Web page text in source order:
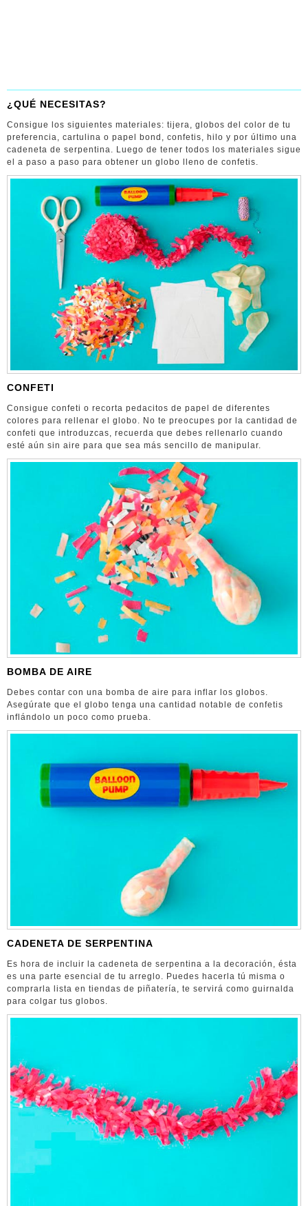
¿QUÉ NECESITAS?
Consigue los siguientes materiales: tijera, globos del color de tu
preferencia, cartulina o papel bond, confetis, hilo y por último una
cadeneta de serpentina. Luego de tener todos los materiales sigue
el a paso a paso para obtener un globo lleno de confetis.
CONFETI
Consigue confeti o recorta pedacitos de papel de diferentes
colores para rellenar el globo. No te preocupes por la cantidad de
confeti que introduzcas, recuerda que debes rellenarlo cuando
esté aún sin aire para que sea más sencillo de manipular.
BOMBA DE AIRE
Debes contar con una bomba de aire para inflar los globos.
Asegúrate que el globo tenga una cantidad notable de confetis
inflándolo un poco como prueba.
CADENETA DE SERPENTINA
Es hora de incluir la cadeneta de serpentina a la decoración, ésta
es una parte esencial de tu arreglo. Puedes hacerla tú misma o
comprarla lista en tiendas de piñatería, te servirá como guirnalda
para colgar tus globos.